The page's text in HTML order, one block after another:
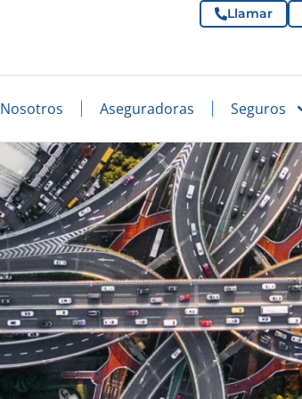
Llamar
Nosotros Aseguradoras Seguros